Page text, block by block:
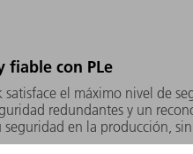
fiable con PLe
satisface el máximo nivel de
redundantes y un
en la producción,